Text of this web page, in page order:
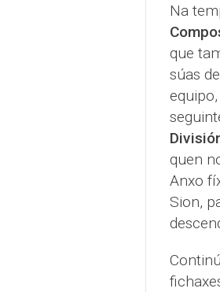
Na
que
súas
quen
Anxo
Sion,